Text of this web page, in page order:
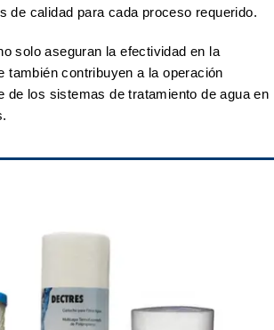
de calidad para cada proceso requerido.
solo aseguran la efectividad en la
también contribuyen a la operación
de los sistemas de tratamiento de agua en